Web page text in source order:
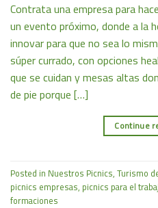
Contrata una empresa para
un evento próximo, donde a la
innovar para que no sea lo
súper currado, con opciones
que se cuidan y mesas altas
de pie porque […]
Continue
Posted in Nuestros Picnics, Turismo
picnics empresas, picnics para el
formaciones